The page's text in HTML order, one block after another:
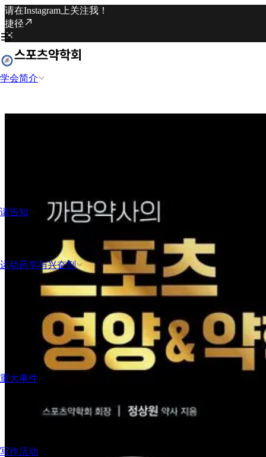
请在Instagram上关注我！
捷径
学会简介
请告知
运动药学与兴奋剂
重大事件
写作活动